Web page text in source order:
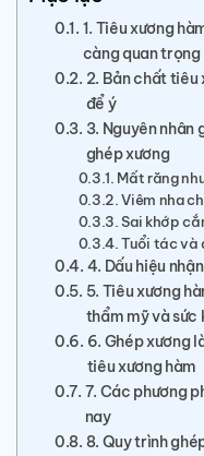
1. Tiêu xương
càng quan trọng
2. Bản chất tiêu
để ý
3. Nguyên nhân
ghép xương
Mất răng
Viêm nha
Sai khớp
Tuổi tác và
4. Dấu hiệu
5. Tiêu xương
thẩm mỹ và sức
6. Ghép xương
tiêu xương hàm
7. Các phương
nay
8. Quy trình